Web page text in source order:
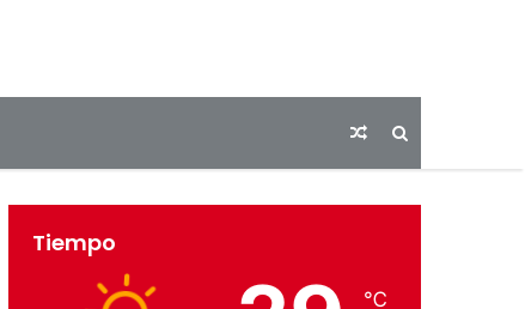
Articulo
aleatorio
Tiempo
℃